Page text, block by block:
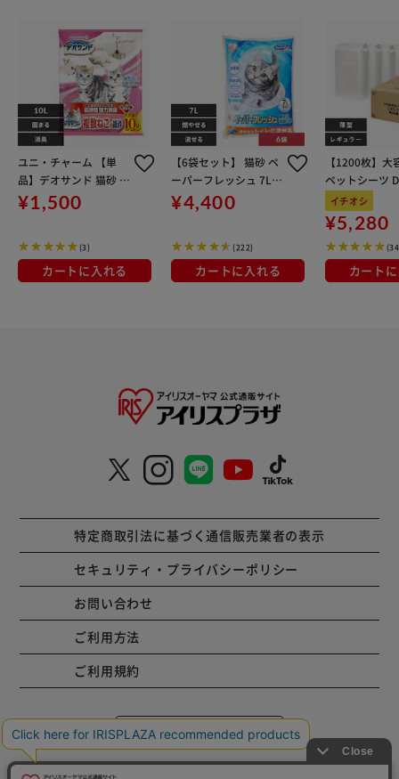
ユニ・チャーム 【単
品】デオサンド 猫砂 紙
デオサンド 複数ねこ用
紙砂 10L
¥1,500
(3)
カートに入れる
【6袋セット】 猫砂 ペ
ーパーフレッシュ 7L
流せる 燃やせる 固まる
消臭 PFC-7L 紙 猫砂
¥4,400
(222)
カートに入れる
【1200枚】大
ペットシーツ
イチオシ
¥5,280
カート
特定商取引法に基づく通信販売業者の表示
セキュリティ・プライバシーポリシー
お問い合わせ
ご利用方法
ご利用規約
コーポレートサイト